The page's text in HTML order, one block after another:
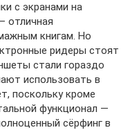
с экранами на
отличная
книгам. Но
ридеры стоят
стали гораздо
использовать в
поскольку кроме
функционал —
сёрфинг в